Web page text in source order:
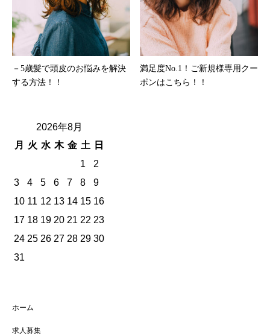
－5歳髪で頭皮のお悩みを解決
する方法！！
満足度No.1！ご新規様専用クー
ポンはこちら！！
2026年8月
月
火 水 木 金 土
日
1
2
3
4 5 6 7 8
9
10 11 12 13 14 15 16
17 18 19 20 21 22 23
24 25 26 27 28 29 30
31
ホーム
求人募集